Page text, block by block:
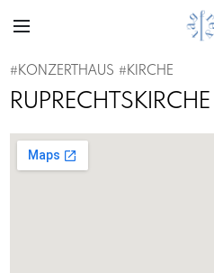
#KONZERTHAUS #KIRCHE
RUPRECHTSKIRCHE